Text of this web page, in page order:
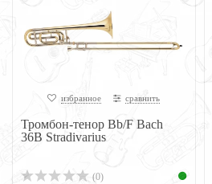
избранное сравнить
Тромбон-тенор Bb/F Bach
36B Stradivarius
(0)